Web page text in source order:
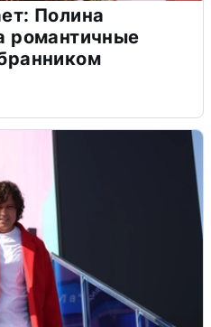
Полина
романтичные